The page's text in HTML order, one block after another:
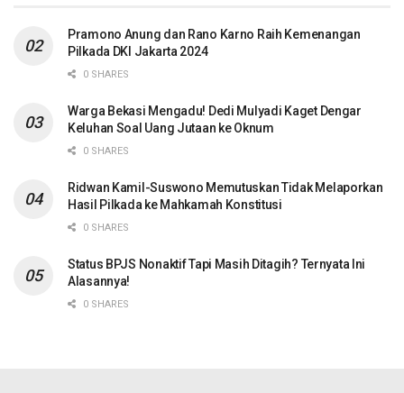
Pramono Anung dan Rano Karno Raih Kemenangan
Pilkada DKI Jakarta 2024
0 SHARES
Warga Bekasi Mengadu! Dedi Mulyadi Kaget Dengar
Keluhan Soal Uang Jutaan ke Oknum
0 SHARES
Ridwan Kamil-Suswono Memutuskan Tidak Melaporkan
Hasil Pilkada ke Mahkamah Konstitusi
0 SHARES
Status BPJS Nonaktif Tapi Masih Ditagih? Ternyata Ini
Alasannya!
0 SHARES